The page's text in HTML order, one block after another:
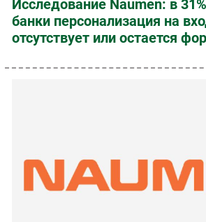
Исследование Naumen: в
банки персонализация на
отсутствует или остается